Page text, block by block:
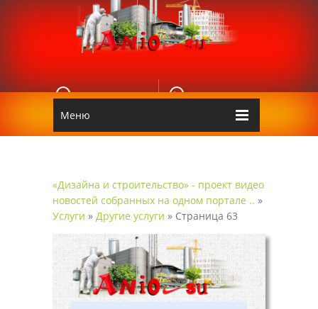
КОНТАКТЫ
E-MAIL
Меню
«Дизайна и строительство» - проект видео
новостей собранных на одном портале .. »
Услуги » Другие услуги » Страница 63